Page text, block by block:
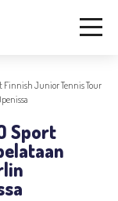
Finnish Junior Tennis Tour
Sport